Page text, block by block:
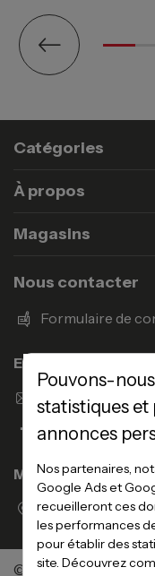
Catégories
À propos
Magasins
Nous contacter
Formulaire de
Enseigne Atlas Home
Envoyer un email
Magasins
Voir la liste des
©Meubles Atlas /
Pouvons-
statistiques et
annonces
Nos partenaires,
Google Ads et
recueilleront ces
les performances
pour établir des
site. Découvrez